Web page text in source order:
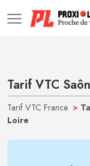
Tarif VTC
Tarif VTC France >
Loire